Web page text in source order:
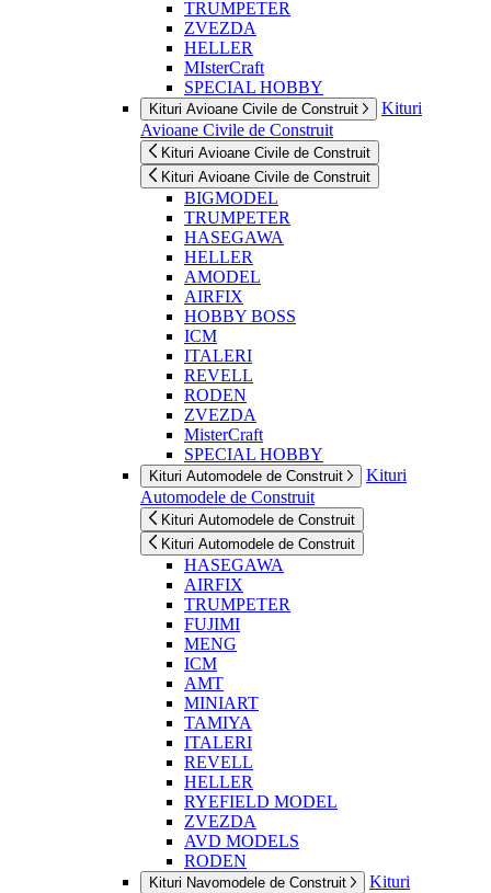
TRUMPETER
ZVEZDA
HELLER
MIsterCraft
SPECIAL HOBBY
Kituri Avioane Civile de Construit
Kituri
Avioane Civile de Construit
Kituri Avioane Civile de Construit
Kituri Avioane Civile de Construit
BIGMODEL
TRUMPETER
HASEGAWA
HELLER
AMODEL
AIRFIX
HOBBY BOSS
ICM
ITALERI
REVELL
RODEN
ZVEZDA
MisterCraft
SPECIAL HOBBY
Kituri Automodele de Construit
Kituri
Automodele de Construit
Kituri Automodele de Construit
Kituri Automodele de Construit
HASEGAWA
AIRFIX
TRUMPETER
FUJIMI
MENG
ICM
AMT
MINIART
TAMIYA
ITALERI
REVELL
HELLER
RYEFIELD MODEL
ZVEZDA
AVD MODELS
RODEN
Kituri Navomodele de Construit
Kituri